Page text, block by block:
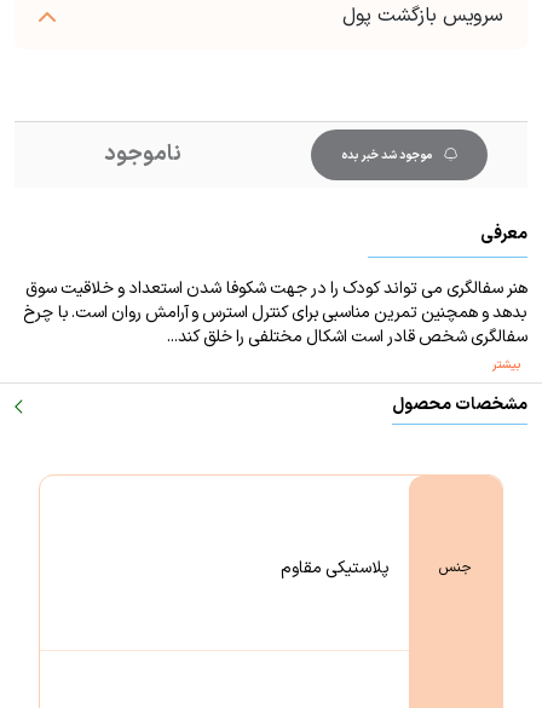
سرویس بازگشت پول
ناموجود موجود شد خبر بده
معرفی
هنر سفالگری می تواند کودک را در جهت شکوفا شدن استعداد و خلاقیت سوق
بدهد و همچنین تمرین مناسبی برای کنترل استرس و آرامش روان است. با چرخ
سفالگری شخص قادر است اشکال مختلفی را خلق کند...
بیشتر
مشخصات محصول
جنس پلاستیکی مقاوم